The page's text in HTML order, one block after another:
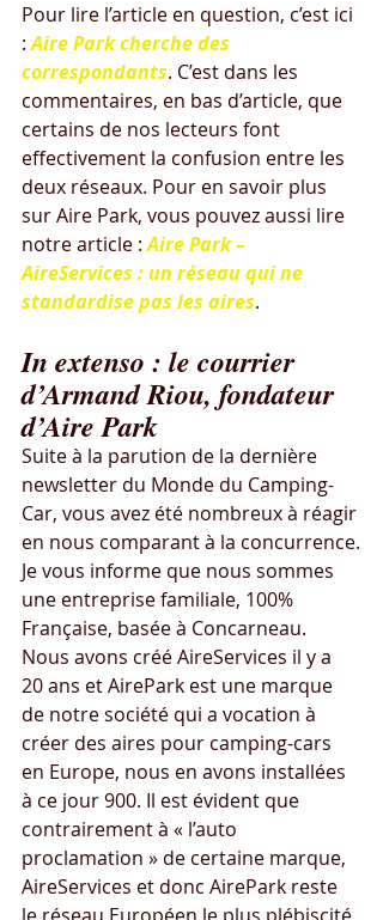
Pour lire l’article en question, c’est ici
: Aire Park cherche des
correspondants. C’est dans les
commentaires, en bas d’article, que
certains de nos lecteurs font
effectivement la confusion entre les
deux réseaux. Pour en savoir plus
sur Aire Park, vous pouvez aussi lire
notre article : Aire Park –
AireServices : un réseau qui ne
standardise pas les aires.
In extenso : le courrier
d’Armand Riou, fondateur
d’Aire Park
Suite à la parution de la dernière
newsletter du Monde du Camping-
Car, vous avez été nombreux à réagir
en nous comparant à la concurrence.
Je vous informe que nous sommes
une entreprise familiale, 100%
Française, basée à Concarneau.
Nous avons créé AireServices il y a
20 ans et AirePark est une marque
de notre société qui a vocation à
créer des aires pour camping-cars
en Europe, nous en avons installées
à ce jour 900. Il est évident que
contrairement à « l’auto
proclamation » de certaine marque,
AireServices et donc AirePark reste